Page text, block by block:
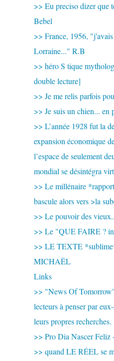
>> Eu preciso dizer que
Bebel
>> France, 1956,
Lorraine..." R.B
>> héro S tique
double lecture]
>> Je me relis parfois
>> Je suis un chien... en
>> L’année 1928 fut la
expansion économique
l’espace de seulement
mondial se désintégra
>> Le millénaire
bascule alors vers >la
>> Le pouvoir des
>> Le "QUE FAIRE ?
>> LE TEXTE
MICHAËL
Links
>> "News Of
lecteurs à penser par
leurs propres recherches.
>> Pro Dia Nascer Feliz
>> quand LE RÉEL se